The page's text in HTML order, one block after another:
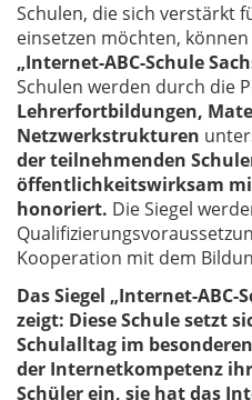
Schulen, die sich verstärkt
einsetzen möchten,
„Internet-ABC-Schule
Schulen werden durch die
Lehrerfortbildungen,
Netzwerkstrukturen
der teilnehmenden
öffentlichkeitswirksam
honoriert. Die Siegel
Kooperation mit dem
Das Sie­gel „Internet-ABC-
zeigt: Die­se Schu­le setzt
Schulalltag im
der Internetkompetenz
Schü­ler ein, sie hat das